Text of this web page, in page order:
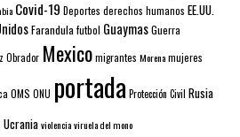
Covid-19 Deportes derechos humanos EE.UU.
Farandulafutbol GuaymasGuerra
Obrador Mexicomigrantes Morenamujeres
OMS ONU portada Protección Civil Rusia
Ucraniaviolenciaviruela del mono